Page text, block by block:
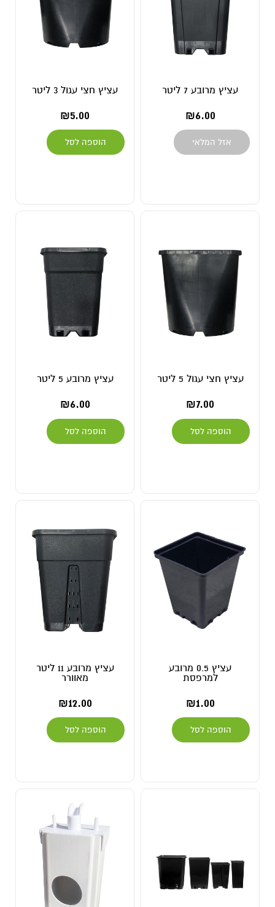
עציץ מרובע 7 ליטר
₪6.00
אזל המלאי
עציץ חצי עגול 3 ליטר
₪5.00
הוספה לסל
עציץ חצי עגול 5 ליטר
₪7.00
הוספה לסל
עציץ מרובע 5 ליטר
₪6.00
הוספה לסל
עציץ 0.5 מרובע
למרפסת
₪1.00
הוספה לסל
עציץ מרובע 11 ליטר
מאוורר
₪12.00
הוספה לסל